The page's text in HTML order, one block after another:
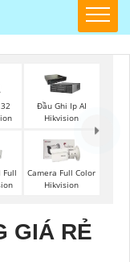
Đầu Ghi Ip AI
Hikvision
Full
Camera Full Color
Hikvision
GIÁ RẺ